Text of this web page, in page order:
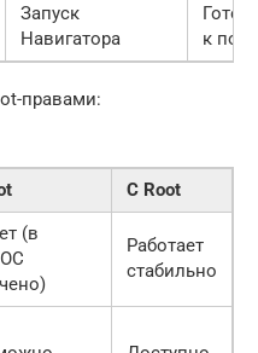
Запуск
Навигатора
к
правами:
С Root
(в
Работает
стабильно